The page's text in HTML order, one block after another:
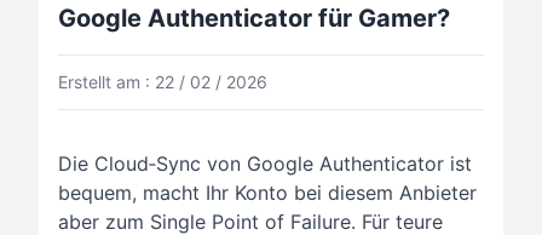
Google Authenticator für Gamer?
Erstellt am : 22 / 02 / 2026
Die Cloud‑Sync von Google Authenticator ist
bequem, macht Ihr Konto bei diesem Anbieter
aber zum Single Point of Failure. Für teure